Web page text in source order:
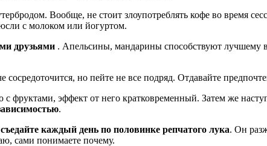
Вообще, не стоит злоупотреблять кофе во время
с молоком или йогуртом.
друзьями . Апельсины, мандарины способствуют
сосредоточится, но пейте не все подряд. Отдавайте
фруктами, эффект от него кратковременный. Затем же
.
съедайте каждый день по половинке репчатого лука. Он
сами понимаете почему.